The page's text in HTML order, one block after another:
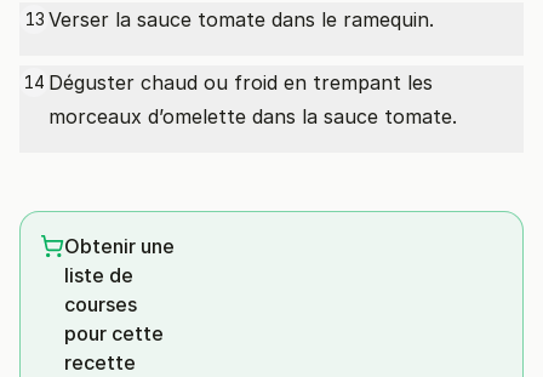
13 Verser la sauce tomate dans le ramequin.
14 Déguster chaud ou froid en trempant les
morceaux d’omelette dans la sauce tomate.
Obtenir une
liste de
courses
pour cette
recette